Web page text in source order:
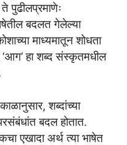
पुढीलप्रमाणेः
बदलत गेलेल्या
माध्यमातून शोधता
‘आग’ हा शब्द संस्कृतमधील
शब्दांच्या
बदल होतात.
एखादा अर्थ त्या भाषेत